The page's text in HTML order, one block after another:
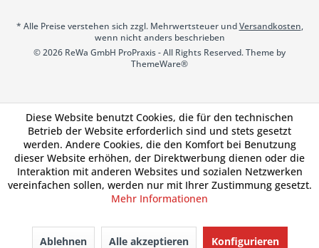
* Alle Preise verstehen sich zzgl. Mehrwertsteuer undVersandkosten,
wenn nicht anders beschrieben
© 2026 ReWa GmbH ProPraxis - All Rights Reserved. Theme by
ThemeWare®
Diese Website benutzt Cookies, die für den technischen
Betrieb der Website erforderlich sind und stets gesetzt
werden. Andere Cookies, die den Komfort bei Benutzung
dieser Website erhöhen, der Direktwerbung dienen oder die
Interaktion mit anderen Websites und sozialen Netzwerken
vereinfachen sollen, werden nur mit Ihrer Zustimmung gesetzt.
Mehr Informationen
Ablehnen Alle akzeptieren Konfigurieren